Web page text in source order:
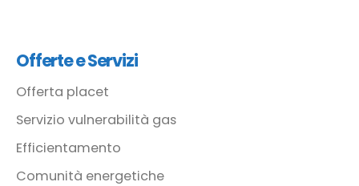
Offerte e Servizi
Offerta placet
Servizio vulnerabilità gas
Efficientamento
Comunità energetiche